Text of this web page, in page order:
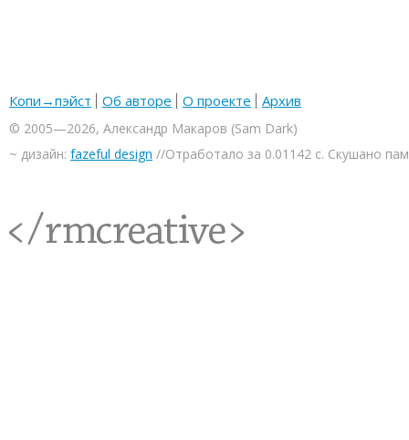
Копи→пэйст Об авторе О проекте Архив
© 2005—2026, Александр Макаров (Sam Dark)
~ дизайн: fazeful design //Отработало за 0.01142 с. Скушано
<rmcreative/>